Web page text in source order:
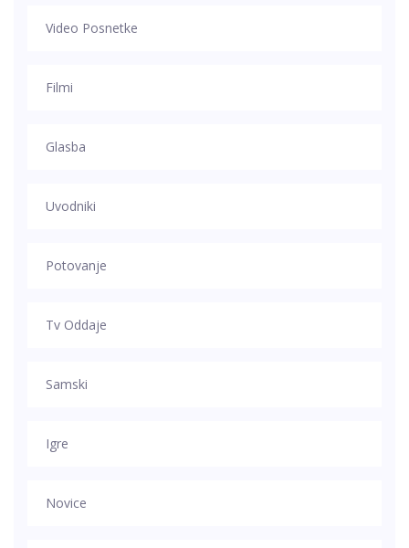
Video Posnetke
Filmi
Glasba
Uvodniki
Potovanje
Tv Oddaje
Samski
Igre
Novice